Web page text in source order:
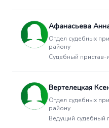
Афанасьева
Отдел судебных
району
Судебный пристав-
Вертелецкая
Отдел судебных
району
Ведущий судебный